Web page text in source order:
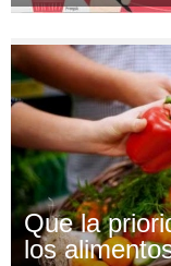
Que la
los